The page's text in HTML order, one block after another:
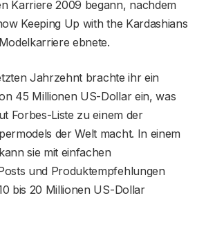
Karriere 2009 begann, nachdem
Keeping Up with the Kardashians
ebnete.
Jahrzehnt brachte ihr ein
45 Millionen US-Dollar ein, was
Forbes-Liste zu einem der
der Welt macht. In einem
sie mit einfachen
und Produktempfehlungen
bis 20 Millionen US-Dollar